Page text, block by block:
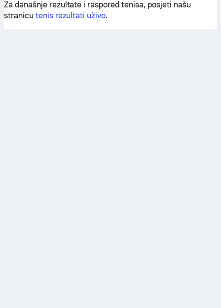
Za današnje rezultate i raspored tenisa, posjeti našu
stranicu tenis rezultati uživo.